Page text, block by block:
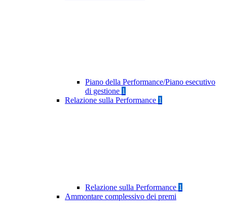
Piano della Performance/Piano esecutivo
di gestione 1
Relazione sulla Performance 1
Relazione sulla Performance 1
Ammontare complessivo dei premi